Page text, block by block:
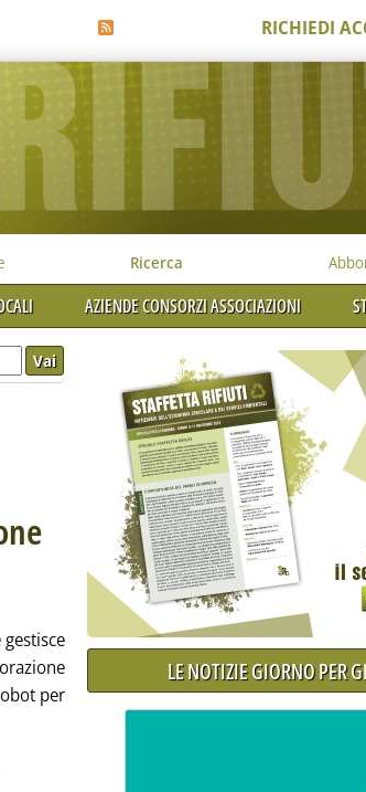
RICHIEDI
Ricerca
AZIENDE CONSORZI ASSOCIAZIONI
per
LE NOTIZIE GIORNO PER